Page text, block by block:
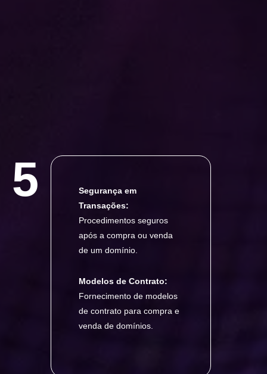
5
Segurança em
Transações:
Procedimentos seguros
após a compra ou venda
de um domínio.
Modelos de Contrato:
Fornecimento de modelos
de contrato para compra e
venda de domínios.